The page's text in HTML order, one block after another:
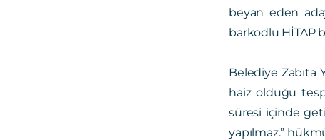
beyan eden
barkodlu HİTAP
Belediye Zabıta
haiz olduğu
süresi içinde
yapılmaz.”